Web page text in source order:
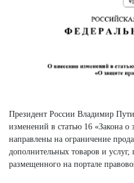
Президент России Владимир
изменений в статью 16 «Закона
направлены на ограничение
дополнительных товаров и услуг,
размещенного на портале